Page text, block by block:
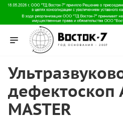
дефектоскоп
MASTER